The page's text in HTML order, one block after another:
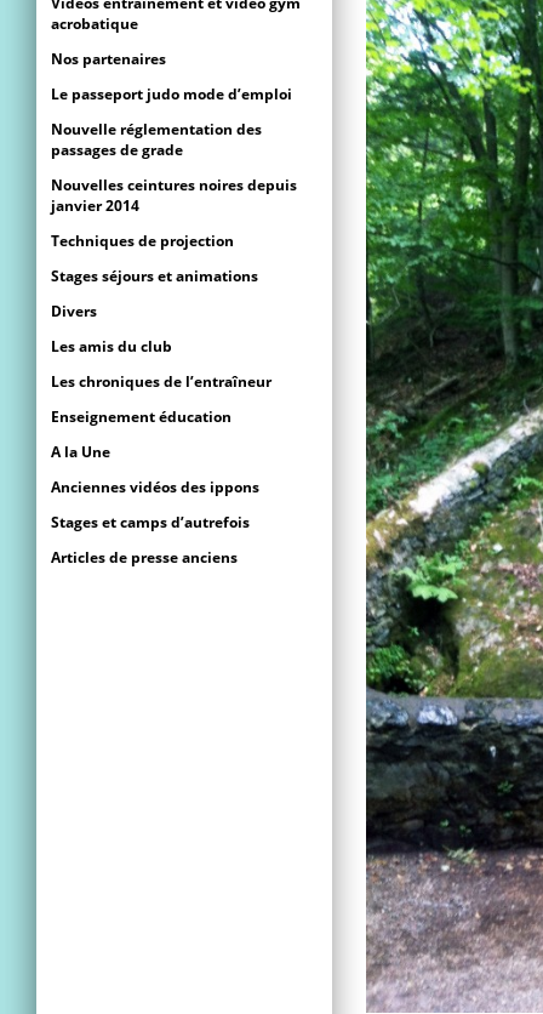
acrobatique
Nos partenaires
Le passeport judo mode d’emploi
Nouvelle réglementation des
passages de grade
Nouvelles ceintures noires depuis
janvier 2014
Techniques de projection
Stages séjours et animations
Divers
Les amis du club
Les chroniques de l’entraîneur
Enseignement éducation
A la Une
Anciennes vidéos des ippons
Stages et camps d’autrefois
Articles de presse anciens